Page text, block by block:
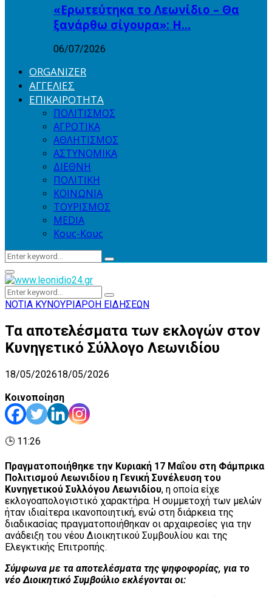
«Ερωτεύτηκα το Λεωνίδιο – Θα
ξανάρθω σίγουρα»: Η…
06/07/2026
ORGANIZER
ΑΓΓΕΛΙΕΣ
ΕΠΙΚΑΙΡΟΤΗΤΑ
ΠΟΛΙΤΙΣΜΟΣ
ΑΓΡΟΤΙΚΑ
ΑΘΛΗΤΙΣΜΟΣ
ΑΣΤΥΝΟΜΙΚΑ
ΔΙΕΘΝΗ
ΠΟΛΙΤΙΚΗ
ΚΟΙΝΩΝΙΑ
ΤΟΥΡΙΣΜΟΣ
MEDIA
Κους-Κους
Search
Search
Primary
Menu
Search
for:
Search
ΝΟΤΙΑ ΚΥΝΟΥΡΙΑΡΟΗ ΕΙΔΗΣΕΩΝ
Τα αποτελέσματα των εκλογών στον
Κυνηγετικό Σύλλογο Λεωνιδίου
18/05/202618/05/2026
Κοινοποίηση
🕒 11:26
Πραγματοποιήθηκε την Κυριακή 17 Μαΐου στη Φάμπρικα
Πολιτισμού Λεωνιδίου η Γενική Συνέλευση του
Κυνηγετικού Συλλόγου Λεωνιδίου, η οποία είχε
εκλογοαπολογιστικό χαρακτήρα. Η συμμετοχή των μελών
ήταν ιδιαίτερα ικανοποιητική, ενώ στη διάρκεια της
διαδικασίας πραγματοποιήθηκαν οι αρχαιρεσίες για την
ανάδειξη του νέου Διοικητικού Συμβουλίου και της
Ελεγκτικής Επιτροπής.
Σύμφωνα με τα αποτελέσματα της ψηφοφορίας, για το
νέο Διοικητικό Συμβούλιο εκλέγονται οι: